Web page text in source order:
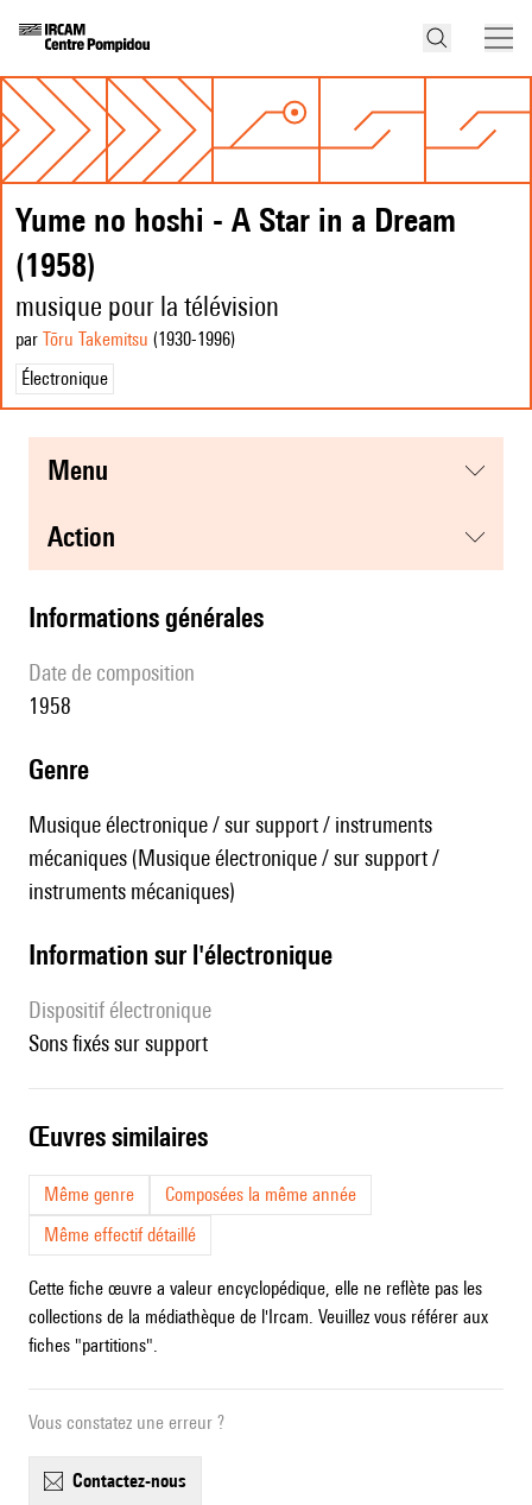
Yume no hoshi - A Star in a Dream
(1958)
musique pour la télévision
par Tōru Takemitsu (1930-1996)
Électronique
menu
action
informations générales
date de composition
1958
genre
Musique électronique / sur support / instruments
mécaniques (Musique électronique / sur support /
instruments mécaniques)
Information sur l'électronique
Dispositif électronique
sons fixés sur support
œuvres similaires
Même genre
Composées la même année
Même effectif détaillé
Cette fiche œuvre a valeur encyclopédique, elle ne reflète pas les
collections de la médiathèque de l'Ircam. Veuillez vous référer aux
fiches "partitions".
Vous constatez une erreur ?
contactez-nous